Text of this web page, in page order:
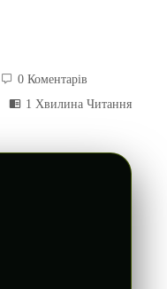
0 Коментарів
1 Хвилина Читання